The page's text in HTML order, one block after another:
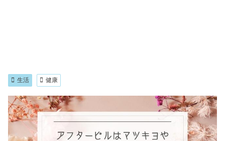
生活 健康